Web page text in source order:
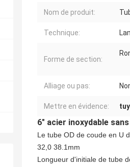
Nom de produit:
Technique:
Forme de section:
Alliage ou pas:
Mettre en évidence:
6" acier inoxydable
Le tube OD de coude en U
32,0 38.1mm
Longueur d'initiale de tube